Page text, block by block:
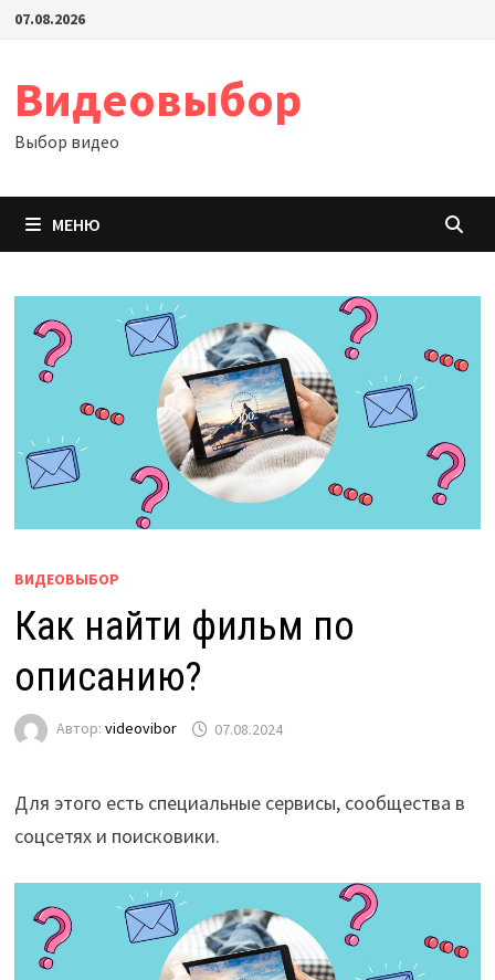
Перейти
07.08.2026
Видеовыбор
Выбор видео
МЕНЮ
ВИДЕОВЫБОР
Как найти фильм по
описанию?
Автор: videovibor 07.08.2024
Для этого есть специальные сервисы, сообщества в
соцсетях и поисковики.